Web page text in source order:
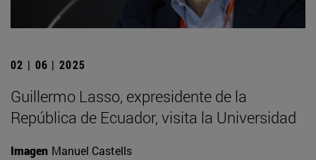
02 | 06 | 2025
Guillermo Lasso, expresidente de la
República de Ecuador, visita la Universidad
Imagen Manuel Castells